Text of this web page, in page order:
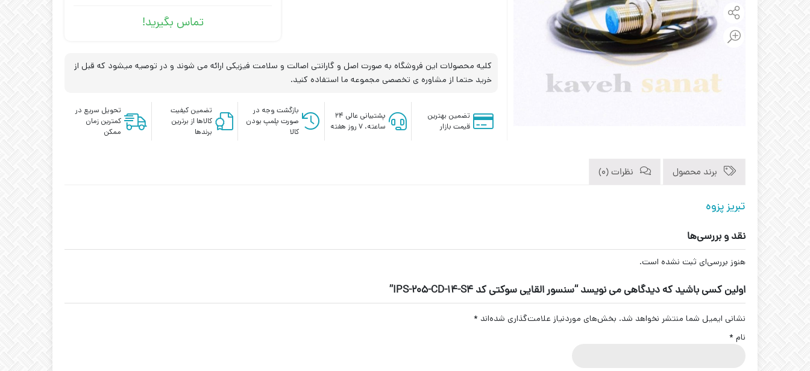
تماس بگیرید!
کلیه محصولات این فروشگاه به صورت اصل و گارانتی اصالت و سلامت فیزیکی ارائه می شوند و در توصیه میشود که قبل از
خرید حتما از مشاوره ی تخصصی مجموعه ما استفاده کنید.
تضمین بهترین
قیمت بازار
پشتیبانی عالی ۲۴
ساعته، ۷ روز هفته
بازگشت وجه در
صورت پلمپ بودن
کالا
تضمین کیفیت
کالاها از برترین
برندها
تحویل سریع در
کمترین زمان
ممکن
برند محصول نظرات (0)
تبریز پزوه
نقد و بررسی‌ها
هنوز بررسی‌ای ثبت نشده است.
اولین کسی باشید که دیدگاهی می نویسد “سنسور القایی سوکتی کد IPS-205-CD-14-S4”
نشانی ایمیل شما منتشر نخواهد شد. بخش‌های موردنیاز علامت‌گذاری شده‌اند *
نام *